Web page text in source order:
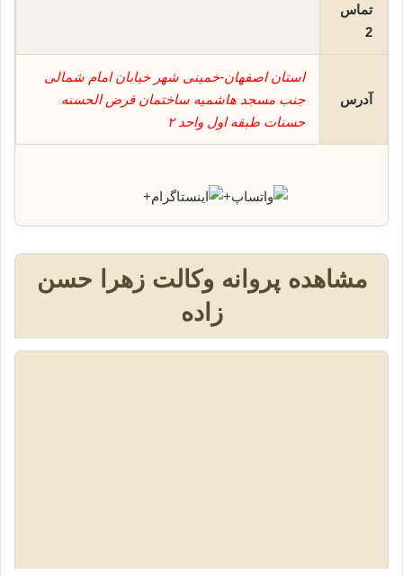
تماس
2
آدرس
استان اصفهان-خمینی شهر خیابان امام شمالی
جنب مسجد هاشمیه ساختمان قرض الحسنه
حسنات طبقه اول واحد ۲
+
+
مشاهده پروانه وکالت زهرا حسن
زاده